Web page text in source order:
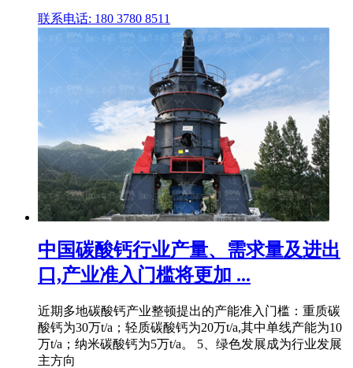
联系电话: 180 3780 8511
中国碳酸钙行业产量、需求量及进出
口,产业准入门槛将更加 ...
近期多地碳酸钙产业整顿提出的产能准入门槛：重质碳
酸钙为30万t/a；轻质碳酸钙为20万t/a,其中单线产能为10
万t/a；纳米碳酸钙为5万t/a。 5、绿色发展成为行业发展
主方向